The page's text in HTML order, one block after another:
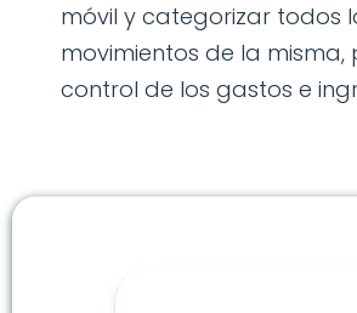
móvil y categorizar todos
movimientos de la misma,
control de los gastos e